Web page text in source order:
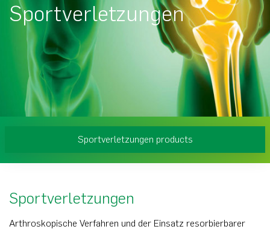
Sportverletzungen
Sportverletzungen products
Sportverletzungen
Arthroskopische Verfahren und der Einsatz resorbierbarer